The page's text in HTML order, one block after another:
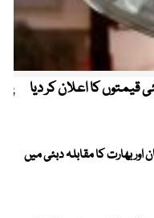
قیمتوں کا اعلان کر دیا
2026، پاکستان اور بھارت کا مقابلہ دبئی میں